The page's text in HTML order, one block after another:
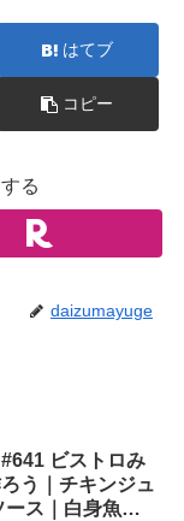
はてブ
コピー
る
daizumayuge
ビストロみ
う｜チキンジュ
ース｜白身魚の